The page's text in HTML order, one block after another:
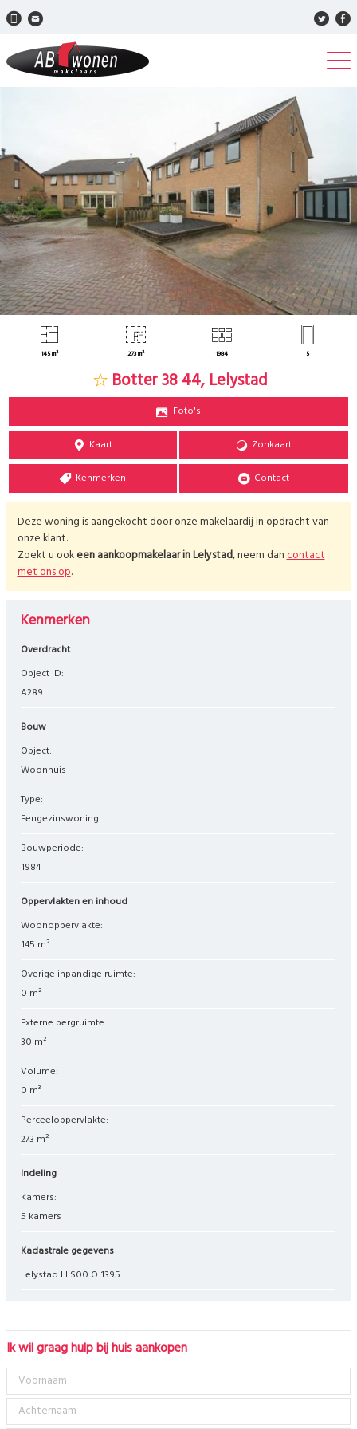
145 m² 273 m² 1984 5
Botter 38 44, Lelystad
Foto's
Kaart Zonkaart
Kenmerken Contact
Deze woning is aangekocht door onze makelaardij in opdracht van
onze klant.
Zoekt u ookeen aankoopmakelaar inLelystad, neem dancontact
met ons op.
Kenmerken
Overdracht
Object ID:
A289
Bouw
Object:
woonhuis
Type:
eengezinswoning
Bouwperiode:
1984
Oppervlakten en inhoud
Woonoppervlakte:
145 m²
Overige inpandige ruimte:
0 m²
Externe bergruimte:
30 m²
Volume:
0 m³
Perceeloppervlakte:
273 m²
Indeling
Kamers:
5 kamers
Kadastrale gegevens
Lelystad LLS00 O 1395
Ik wil graag hulp bij huis aankopen